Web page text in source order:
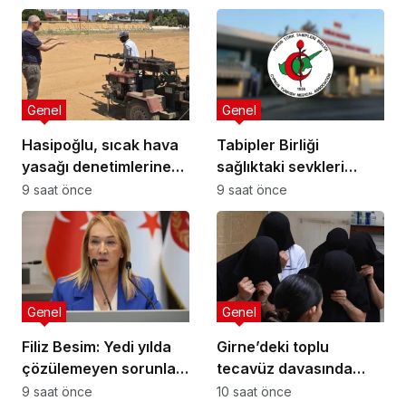
Hasipoğlu, sıcak hava
yasağı denetimlerine
sahada katıldı
Genel
9 saat önce
Tabipler Birliği
sağlıktaki sevkleri
eleştirdi: Harcamalar
kamuoyuyla
paylaşılmalı!
Genel
9 saat önce
Filiz Besim: Yedi yılda
çözülemeyen sorunlar
seçim öncesinde
Genel
9 saat önce
Girne’deki toplu
tecavüz davasında
karar: 5 sanığa toplam
Genel
10 saat önce